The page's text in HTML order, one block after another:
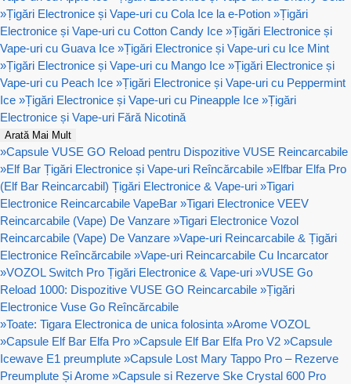
»Țigări Electronice și Vape-uri cu Cola Ice la e-Potion »Țigări
Electronice și Vape-uri cu Cotton Candy Ice »Țigări Electronice și
Vape-uri cu Guava Ice »Țigări Electronice și Vape-uri cu Ice Mint
»Țigări Electronice și Vape-uri cu Mango Ice »Țigări Electronice și
Vape-uri cu Peach Ice »Țigări Electronice și Vape-uri cu Peppermint
Ice »Țigări Electronice și Vape-uri cu Pineapple Ice »Țigări
Electronice și Vape-uri Fără Nicotină
Arată Mai Mult
»Capsule VUSE GO Reload pentru Dispozitive VUSE Reincarcabile
»Elf Bar Țigări Electronice și Vape-uri Reîncărcabile »Elfbar Elfa Pro
(Elf Bar Reincarcabil) Țigări Electronice & Vape-uri »Tigari
Electronice Reincarcabile VapeBar »Tigari Electronice VEEV
Reincarcabile (Vape) De Vanzare »Tigari Electronice Vozol
Reincarcabile (Vape) De Vanzare »Vape-uri Reincarcabile & Țigări
Electronice Reîncărcabile »Vape-uri Reincarcabile Cu Incarcator
»VOZOL Switch Pro Țigări Electronice & Vape-uri »VUSE Go
Reload 1000: Dispozitive VUSE GO Reincarcabile »Țigări
Electronice Vuse Go Reîncărcabile
»Toate: Tigara Electronica de unica folosinta »Arome VOZOL
»Capsule Elf Bar Elfa Pro »Capsule Elf Bar Elfa Pro V2 »Capsule
Icewave E1 preumplute »Capsule Lost Mary Tappo Pro – Rezerve
Preumplute Și Arome »Capsule si Rezerve Ske Crystal 600 Pro